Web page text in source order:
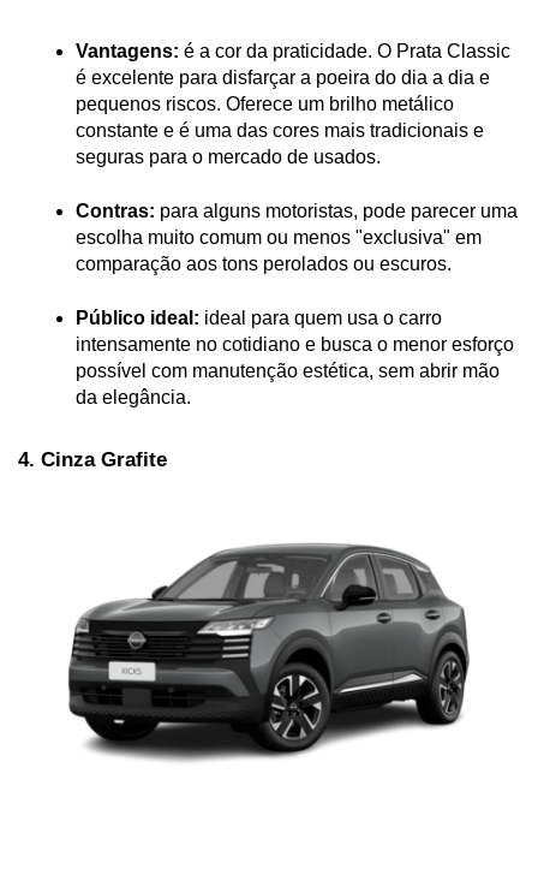
Vantagens: é a cor da praticidade. O Prata Classic
é excelente para disfarçar a poeira do dia a dia e
pequenos riscos. Oferece um brilho metálico
constante e é uma das cores mais tradicionais e
seguras para o mercado de usados.
Contras: para alguns motoristas, pode parecer uma
escolha muito comum ou menos "exclusiva" em
comparação aos tons perolados ou escuros.
Público ideal: ideal para quem usa o carro
intensamente no cotidiano e busca o menor esforço
possível com manutenção estética, sem abrir mão
da elegância.
4. Cinza Grafite